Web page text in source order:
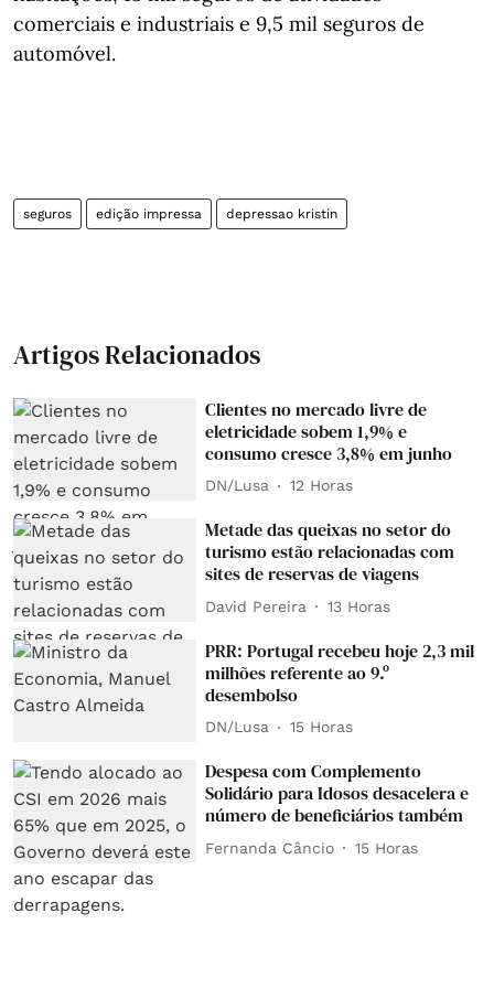
comerciais e industriais e 9,5 mil seguros de
automóvel.
seguros edição impressa depressao kristin
Artigos Relacionados
Clientes no mercado livre de
eletricidade sobem 1,9% e
consumo cresce 3,8% em junho
DN/Lusa 12 Horas
Metade das queixas no setor do
turismo estão relacionadas com
sites de reservas de viagens
David Pereira 13 Horas
PRR: Portugal recebeu hoje 2,3 mil
milhões referente ao 9.º
desembolso
DN/Lusa 15 Horas
Despesa com Complemento
Solidário para Idosos desacelera e
número de beneficiários também
Fernanda Câncio 15 Horas